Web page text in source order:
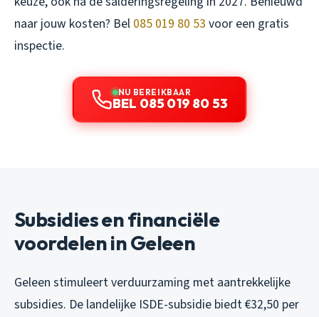
naar jouw kosten? Bel 085 019 80 53 voor een gratis
inspectie.
NU BEREIKBAAR
BEL 085 019 80 53
Subsidies en financiële
voordelen in Geleen
Geleen stimuleert verduurzaming met aantrekkelijke
subsidies. De landelijke ISDE-subsidie biedt €32,50 per